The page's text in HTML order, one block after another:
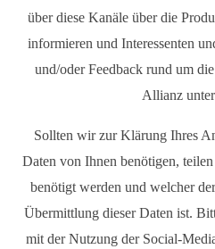
über diese Kanäle über die
informieren und Interessenten
und/oder Feedback rund um
Allianz
Sollten wir zur Klärung Ihres
Daten von Ihnen benötigen,
benötigt werden und welcher
Übermittlung dieser Daten ist.
mit der Nutzung der Social-